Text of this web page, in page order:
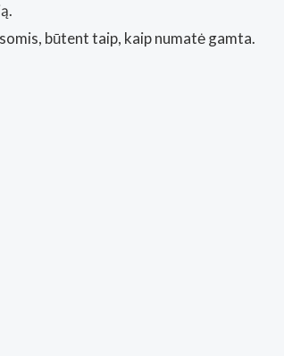
būtent taip, kaip numatė gamta.